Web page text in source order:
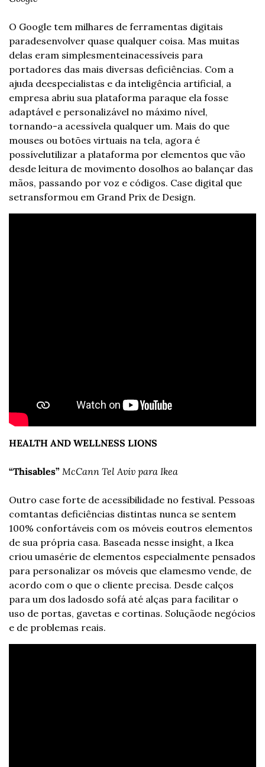
O Google tem milhares de ferramentas digitais
paradesenvolver quase qualquer coisa. Mas muitas
delas eram simplesmenteinacessíveis para
portadores das mais diversas deficiências. Com a
ajuda deespecialistas e da inteligência artificial, a
empresa abriu sua plataforma paraque ela fosse
adaptável e personalizável no máximo nível,
tornando-a acessívela qualquer um. Mais do que
mouses ou botões virtuais na tela, agora é
possívelutilizar a plataforma por elementos que vão
desde leitura de movimento dosolhos ao balançar das
mãos, passando por voz e códigos. Case digital que
setransformou em Grand Prix de Design.
HEALTH AND WELLNESS LIONS
“Thisables” McCann Tel Aviv para Ikea
Outro case forte de acessibilidade no festival. Pessoas
comtantas deficiências distintas nunca se sentem
100% confortáveis com os móveis eoutros elementos
de sua própria casa. Baseada nesse insight, a Ikea
criou umasérie de elementos especialmente pensados
para personalizar os móveis que elamesmo vende, de
acordo com o que o cliente precisa. Desde calços
para um dos ladosdo sofá até alças para facilitar o
uso de portas, gavetas e cortinas. Soluçãode negócios
e de problemas reais.